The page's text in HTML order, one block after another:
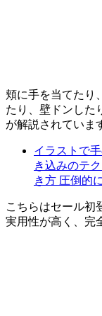
頬に手を当てたり
たり、壁ドンした
が解説されていま
イラストで
き込みのテ
き方 圧倒的
こちらはセール初
実用性が高く、完